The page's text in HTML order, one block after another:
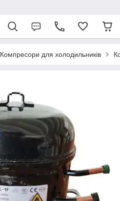
Компресори для холодильників